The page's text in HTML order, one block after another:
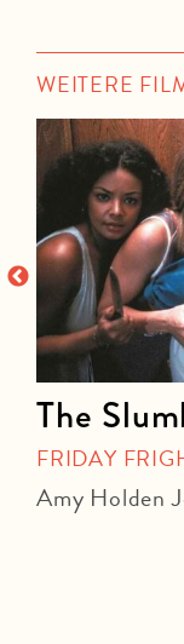
WEITERE
The
FRIDAY
Amy Holden